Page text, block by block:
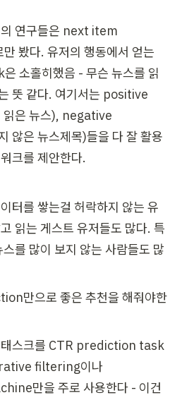
연구들은 next item
봤다. 유저의 행동에서 얻는
소홀히했음 - 무슨 뉴스를 읽
뜻 같다. 여기서는 positive
은 뉴스), negative
않은 뉴스제목)들을 다 잘 활용
크를 제안한다.
터를 쌓는걸 허락하지 않는 유
읽는 게스트 유저들도 많다. 특
를 많이 보지 않는 사람들도 많
만으로 좋은 추천을 해줘야한
태스크를 CTR prediction task
filtering이나
만을 주로 사용한다 - 이건